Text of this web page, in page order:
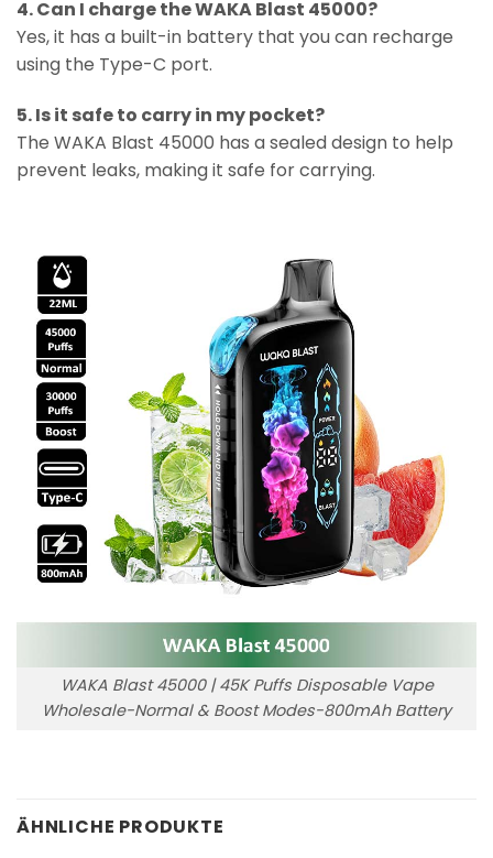
4. Can I charge the WAKA Blast 45000?
Yes, it has a built-in battery that you can recharge
using the Type-C port.
5. Is it safe to carry in my pocket?
The WAKA Blast 45000 has a sealed design to help
prevent leaks, making it safe for carrying.
WAKA Blast 45000 | 45K Puffs Disposable Vape
Wholesale-Normal & Boost Modes-800mAh Battery
ÄHNLICHE PRODUKTE